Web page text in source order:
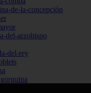
de-la-concepción
del-arzobispo
del-rey